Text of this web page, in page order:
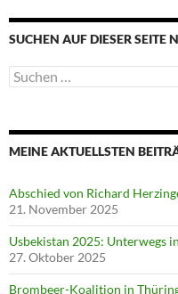
SUCHEN AUF DIESER SEITE
Suche
nach:
MEINE AKTUELLSTEN
Abschied von Richard
21. November 2025
Usbekistan 2025: Unterwegs
27. Oktober 2025
Brombeer-Koalition in